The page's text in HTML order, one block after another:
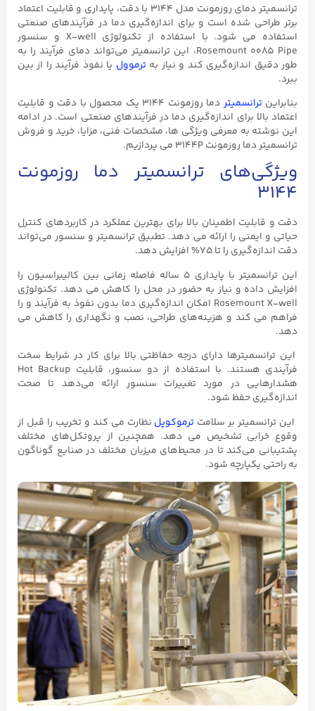
ترانسمیتر دمای روزمونت مدل ۳۱۴۴ با دقت، پایداری و قابلیت اعتماد
برتر طراحی شده است و برای اندازه‌گیری دما در فرآیندهای صنعتی
استفاده می‌ شود. با استفاده از تکنولوژی X-well و سنسور
Rosemount ۰۰۸۵ Pipe، این ترانسمیتر می‌تواند دمای فرآیند را به
طور دقیق اندازه‌گیری کند و نیاز بهترموول یا نفوذ فرآیند را از بین
ببرد.
بنابراینترانسمیتر
دما روزمونت ۳۱۴۴ یک محصول با دقت و قابلیت
اعتماد بالا برای اندازه‌گیری دما در فرآیندهای صنعتی است. در ادامه
این نوشته به معرفی ویژگی ها، مشخصات فنی، مزایا، خرید و فروش
ترانسمیتر دما روزمونت 3144P می پردازیم.
ویژگی‌های ترانسمیتر دما روزمونت
۳۱۴۴
دقت و قابلیت اطمینان بالا برای بهترین عملکرد در کاربردهای کنترل
حیاتی و ایمنی را ارائه می دهد. تطبیق ترانسمیتر و سنسور می‌تواند
دقت اندازه‌گیری را تا ۷۵% افزایش دهد.
این ترانسمیتر با پایداری ۵ ساله فاصله زمانی بین کالیبراسیون را
افزایش داده و نیاز به حضور در محل را کاهش می‌ دهد. تکنولوژی
Rosemount X-well امکان اندازه‌گیری دما بدون نفوذ به فرآیند و را
فراهم می کند و هزینه‌های طراحی، نصب و نگهداری را کاهش می‌
دهد.
این ترانسمیترها دارای درجه حفاظتی بالا برای کار در شرایط سخت
فرآیندی هستند. با استفاده از دو سنسور، قابلیت Hot Backup
هشدارهایی در مورد تغییرات سنسور ارائه می‌دهد تا صحت
اندازه‌گیری حفظ شود.
این ترانسمیتر بر سلامت ترموکوپل نظارت می کند و تخریب را قبل از
وقوع خرابی تشخیص می‌ دهد. همچنین از پروتکل‌های مختلف
پشتیبانی می‌کند تا در محیط‌های میزبان مختلف در صنایع گوناگون
به راحتی یکپارچه شود.